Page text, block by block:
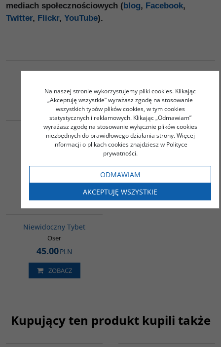
mediach społecznościowych (blog, Facebook,
Twitter, Flickr, YouTube).
Podobna tematyka
BESTSELLER
G228
Podróż do Lhasy
David-Néel Alexandra
55.00PLN
ZOBACZ
BESTSELLER
Chiny w dziesięciu
słowach
45.00PLN
ZOBACZ
G198
Niewidoczny Tybet
Oser
45.00PLN
ZOBACZ
Kupujący ten produkt kupili także
Na naszej stronie wykorzystujemy pliki cookies. Klikając
„Akceptuję wszystkie” wyrażasz zgodę na stosowanie
wszystkich typów plików cookies, w tym cookies
statystycznych i reklamowych. Klikając „Odmawiam”
wyrażasz zgodę na stosowanie wyłącznie plików cookies
niezbędnych do prawidłowego działania strony. Więcej
informacji o plikach cookies znajdziesz w Polityce
prywatności.
ODMAWIAM
AKCEPTUJĘ WSZYSTKIE